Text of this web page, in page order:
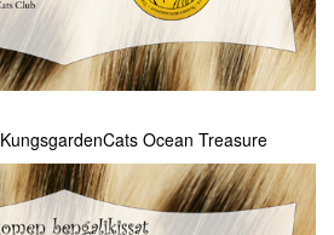
Ocean Treasure